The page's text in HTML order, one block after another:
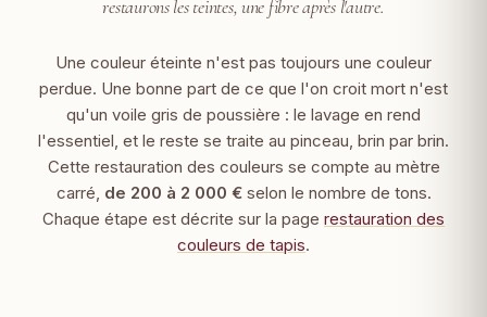
restaurons les teintes, une fibre après l'autre.
Une couleur éteinte n'est pas toujours une couleur
perdue. Une bonne part de ce que l'on croit mort n'est
qu'un voile gris de poussière : le lavage en rend
l'essentiel, et le reste se traite au pinceau, brin par brin.
Cette restauration des couleurs se compte au mètre
carré, de 200 à 2 000 €selon le nombre de tons.
Chaque étape est décrite sur la page restauration des
couleurs de tapis.